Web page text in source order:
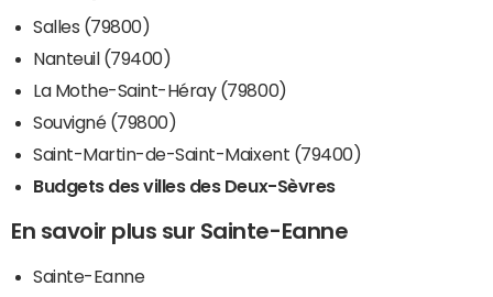
Salles (79800)
Nanteuil (79400)
La Mothe-Saint-Héray (79800)
Souvigné (79800)
Saint-Martin-de-Saint-Maixent (79400)
Budgets des villes des Deux-Sèvres
En savoir plus sur Sainte-Eanne
Sainte-Eanne